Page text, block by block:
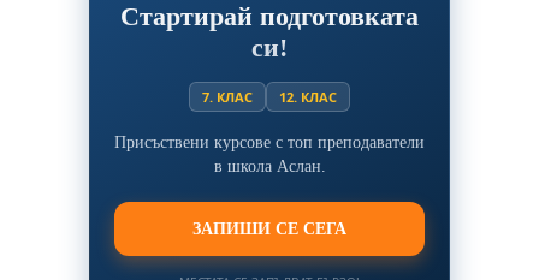
Стартирай подготовката
си!
7. КЛАС 12. КЛАС
Присъствени курсове с топ преподаватели
в школа Аслан.
ЗАПИШИ СЕ СЕГА